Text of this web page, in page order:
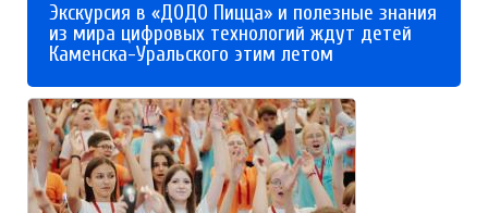
Экскурсия в «ДОДО Пицца» и полезные знания
из мира цифровых технологий ждут детей
Каменска-Уральского этим летом